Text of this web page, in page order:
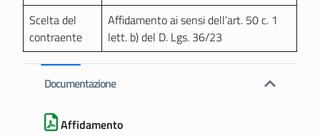
Scelta del
contraente
Affidamento ai sensi dell’art. 50 c. 1
lett. b) del D. Lgs. 36/23
Documentazione
Affidamento